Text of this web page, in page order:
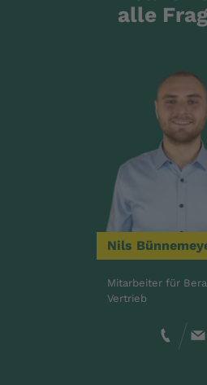
alle
Nils
Mitarbeiter für
Vertrieb